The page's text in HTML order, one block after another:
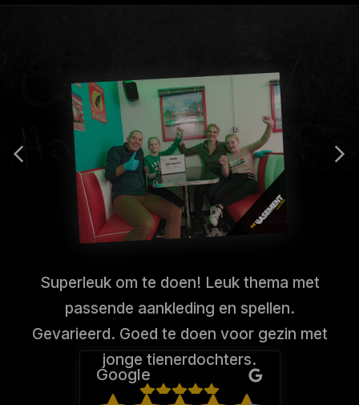
Superleuk om te doen! Leuk thema met
passende aankleding en spellen.
Gevarieerd. Goed te doen voor gezin met
jonge tienerdochters.
Google